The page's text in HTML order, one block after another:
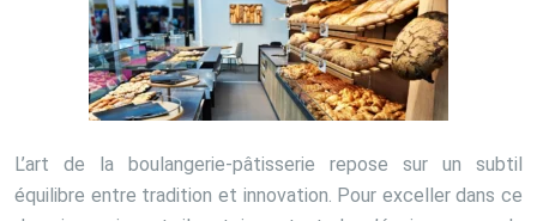
L’art de la boulangerie-pâtisserie repose sur un subtil
équilibre entre tradition et innovation. Pour exceller dans ce